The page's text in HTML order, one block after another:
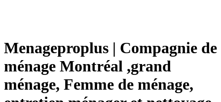
Mena­gep­rop­lus | Compagnie de
ménage Montréal ,grand
ménage, Femme de ménage,